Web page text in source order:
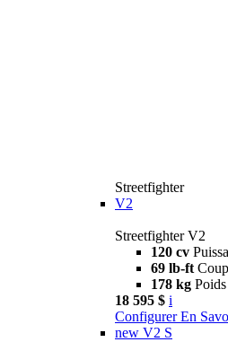
Streetfighter
V2
Streetfighter V2
120 cv
69 lb-ft
178 kg
18 595 $ i
Configurer En
new V2 S